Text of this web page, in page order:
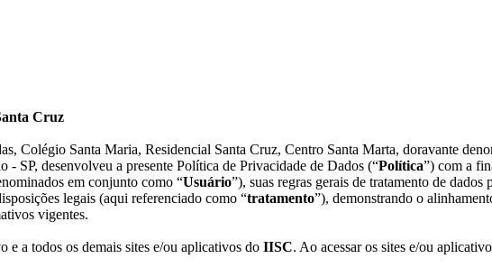
Cruz
Colégio Santa Maria, Residencial Santa Cruz, Centro Santa Marta, doravante
- SP, desenvolveu a presente Política de Privacidade de Dados (“Política”) com a
em conjunto como “Usuário”), suas regras gerais de tratamento de
legais (aqui referenciado como “tratamento”), demonstrando o
vigentes.
e a todos os demais sites e/ou aplicativos do IISC. Ao acessar os sites e/ou